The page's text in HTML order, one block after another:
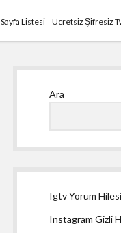
Sayfa Listesi Ücretsiz Şifresiz
Ara
Igtv Yorum
Instagram Gizli